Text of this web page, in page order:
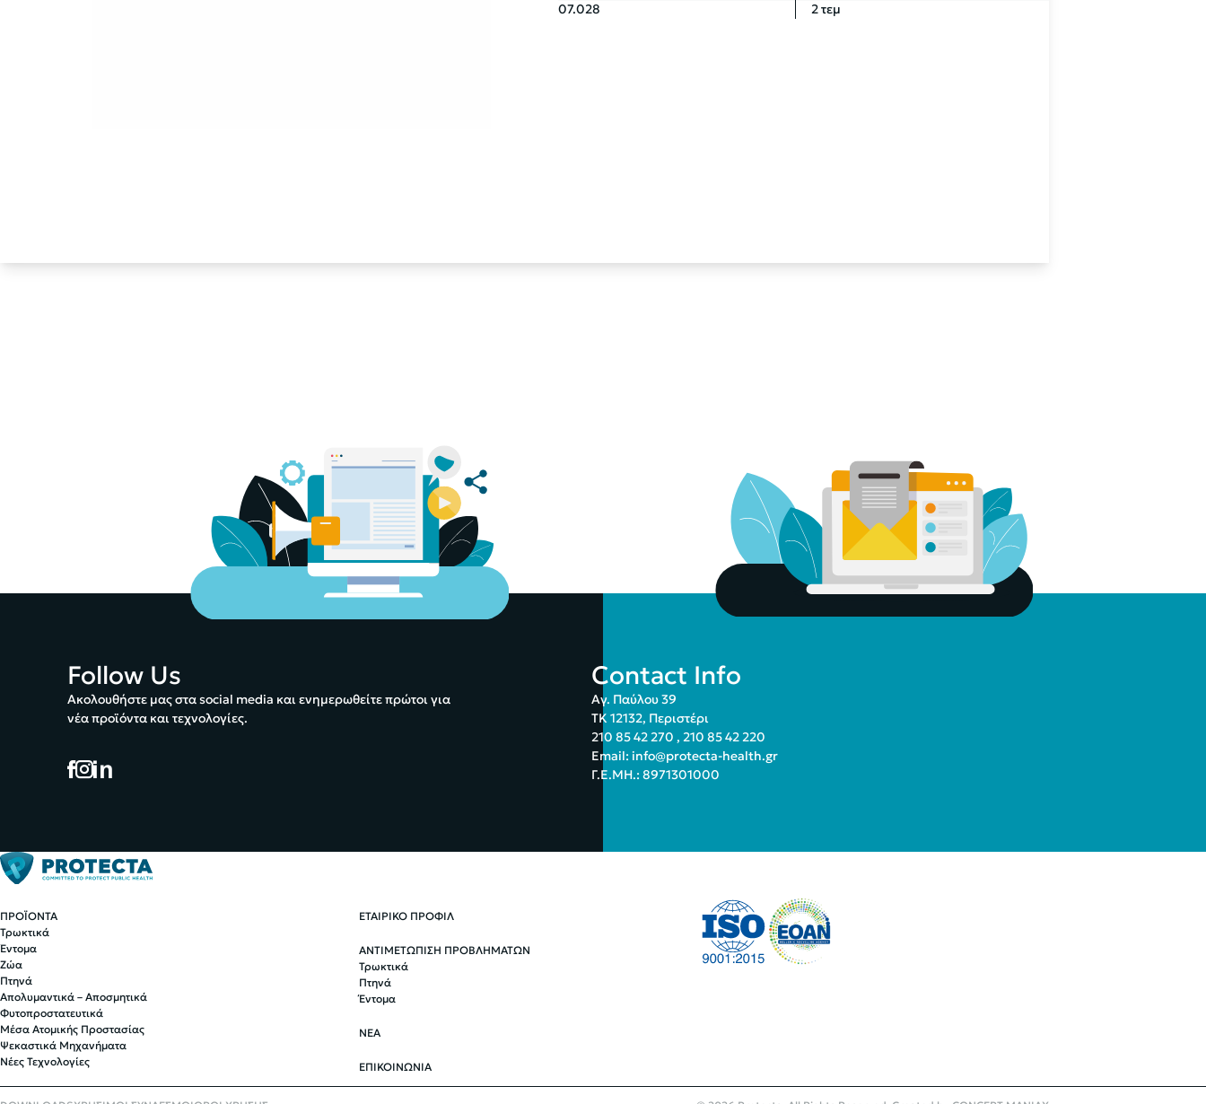
07.028
2 τεμ
Follow Us
Ακολουθήστε μας στα social media και ενημερωθείτε πρώτοι για
νέα προϊόντα και τεχνολογίες.
Contact Info
Αγ. Παύλου 39
ΤΚ 12132, Περιστέρι
210 85 42 270,210 85 42 220
Email: info@protecta-health.gr
Γ.Ε.ΜΗ.: 8971301000
ΠΡΟΪΟΝΤΑ
Τρωκτικά
Έντομα
Ζώα
Πτηνά
Απολυμαντικά – Αποσμητικά
Φυτοπροστατευτικά
Μέσα Ατομικής Προστασίας
Ψεκαστικά Μηχανήματα
Νέες Τεχνολογίες
ΕΤΑΙΡΙΚΟ ΠΡΟΦΙΛ
ΑΝΤΙΜΕΤΩΠΙΣΗ ΠΡΟΒΛΗΜΑΤΩΝ
Τρωκτικά
Πτηνά
Έντομα
ΝΕΑ
ΕΠΙΚΟΙΝΩΝΙΑ